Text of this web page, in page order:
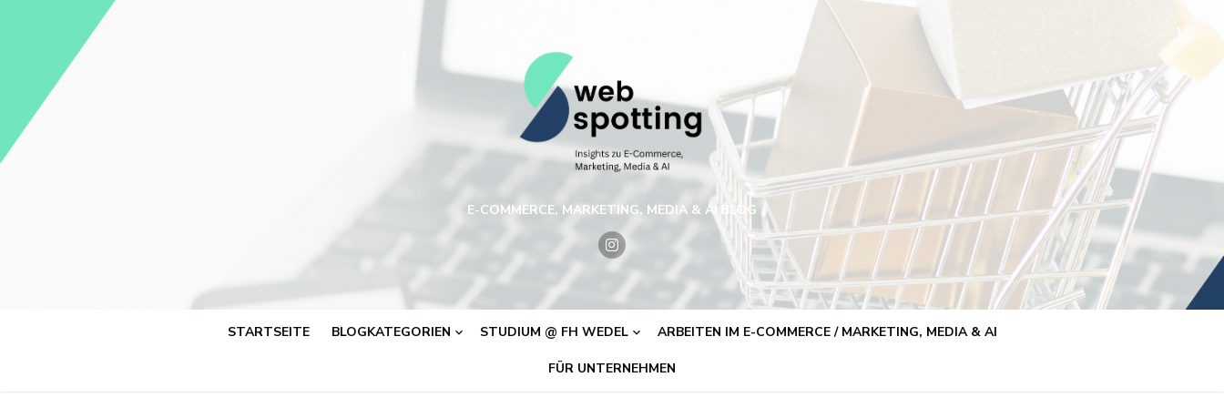
E-COMMERCE, MARKETING, MEDIA & AI BLOG
STARTSEITE BLOGKATEGORIEN STUDIUM @ FH WEDEL ARBEITEN IM E-COMMERCE / MARKETING, MEDIA & AI
FÜR UNTERNEHMEN